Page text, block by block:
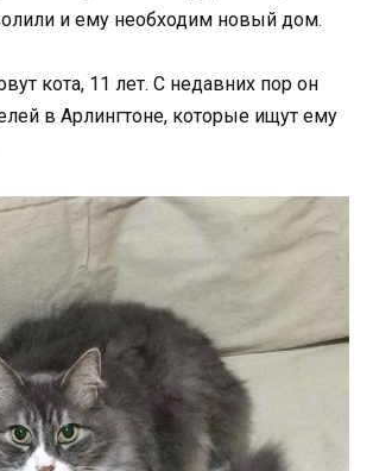
и ему необходим новый дом.
кота, 11 лет. С недавних пор он
в Арлингтоне, которые ищут ему